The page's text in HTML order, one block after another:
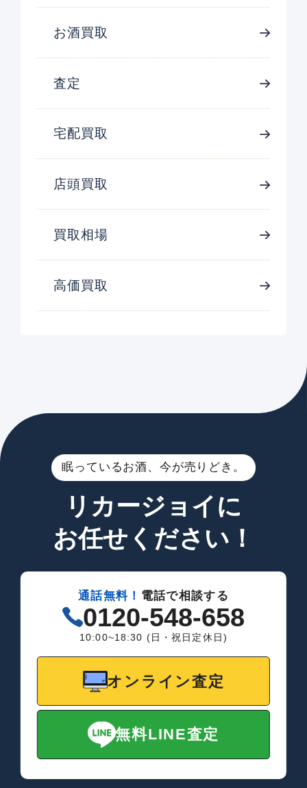
お酒買取
査定
宅配買取
店頭買取
買取相場
高価買取
眠っているお酒、今が売りどき。
リカージョイに
お任せください！
通話無料！ 電話で相談する
0120-548-658
10:00~18:30 (日・祝日定休日)
オンライン査定
無料LINE査定